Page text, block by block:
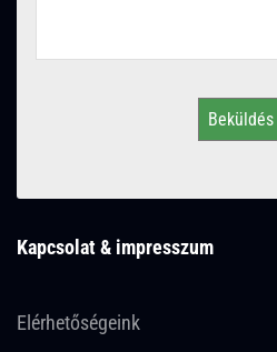
Beküldés
Kapcsolat & impresszum
Elérhetőségeink